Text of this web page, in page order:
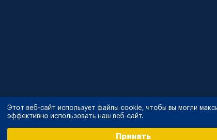
Этот веб-сайт использует файлы cookie, чтобы вы могли
эффективно использовать наш веб-сайт.
Принять